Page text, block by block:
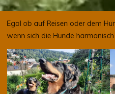
Egal ob auf Reisen oder dem
wenn sich die Hunde